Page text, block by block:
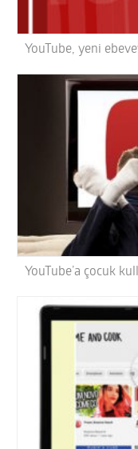
YouTube, yeni
YouTube’a çocuk